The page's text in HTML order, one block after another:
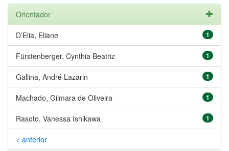
Orientador
1
D’Elia, Eliane
1
Fürstenberger, Cynthia Beatriz
1
Gallina, André Lazarin
1
Machado, Gilmara de Oliveira
1
Rasoto, Vanessa Ishikawa
< anterior